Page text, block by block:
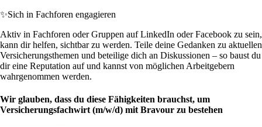
✨Sich in Fachforen engagieren
Aktiv in Fachforen oder Gruppen auf LinkedIn oder Facebook zu sein,
kann dir helfen, sichtbar zu werden. Teile deine Gedanken zu aktuellen
Versicherungsthemen und beteilige dich an Diskussionen – so baust du
dir eine Reputation auf und kannst von möglichen Arbeitgebern
wahrgenommen werden.
Wir glauben, dass du diese Fähigkeiten brauchst, um
Versicherungsfachwirt (m/w/d) mit Bravour zu bestehen